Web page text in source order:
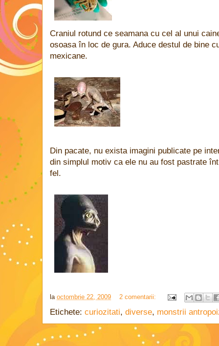
Craniul rotund ce seamana cu cel al unui
osoasa în loc de gura. Aduce destul de bine
mexicane.
Din pacate, nu exista imagini publicate pe
din simplul motiv ca ele nu au fost pastrate
fel.
la octombrie 22, 2009 2 comentarii:
Etichete: curiozitati, diverse, monstrii